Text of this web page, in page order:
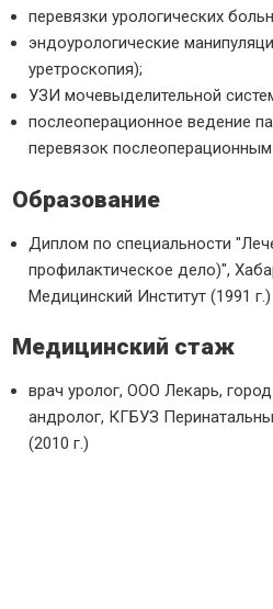
перевязки урологических
эндоурологические
уретроскопия);
УЗИ мочевыделительной
послеоперационное ведение
перевязок
Образование
Диплом по специальности
профилактическое дело)",
Медицинский Институт (1991 г.)
Медицинский стаж
врач уролог, ООО Лекарь,
андролог, КГБУЗ
(2010 г.)